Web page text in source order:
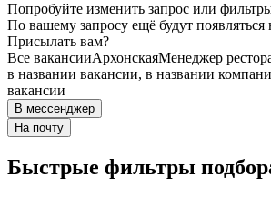
Попробуйте изменить запрос или
По вашему запросу ещё будут
Присылать вам?
Все вакансииАрхонскаяМенеджер
в названии вакансии, в названии
вакансии
В мессенджер
На почту
Быстрые фильтры